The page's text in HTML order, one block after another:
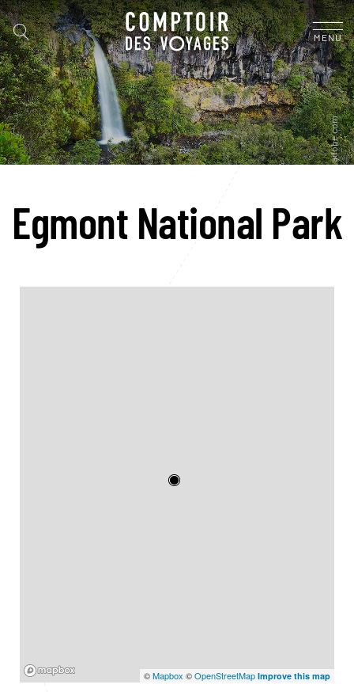
MENU
Egmont National Park
©Mapbox ©OpenStreetMap Improve this map